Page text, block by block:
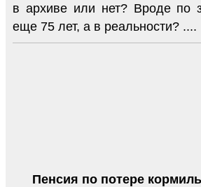
в архиве или нет? Вроде по
еще 75 лет, а в реальности? ....
Пенсия по потере